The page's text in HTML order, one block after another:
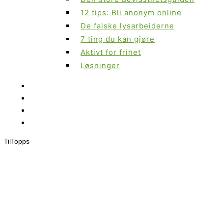
12 tips: Bli anonym online
De falske lysarbeiderne
7 ting du kan gjøre
Aktivt for frihet
Løsninger
TilTopps